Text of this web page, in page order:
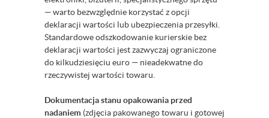
— warto bezwzględnie korzystać z opcji
deklaracji wartości lub ubezpieczenia przesyłki.
Standardowe odszkodowanie kurierskie bez
deklaracji wartości jest zazwyczaj ograniczone
do kilkudziesięciu euro — nieadekwatne do
rzeczywistej wartości towaru.
Dokumentacja stanu opakowania przed
nadaniem (zdjęcia pakowanego towaru i gotowej